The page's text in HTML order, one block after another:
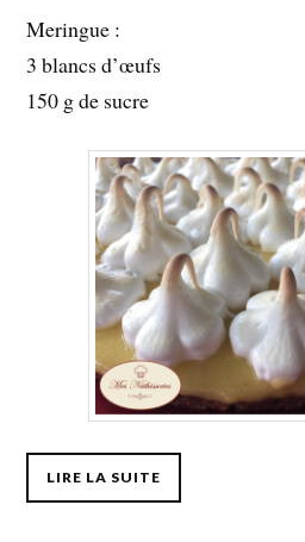
Meringue :
3 blancs d’œufs
150 g de sucre
LIRE LA SUITE